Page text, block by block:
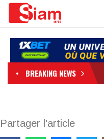
BREAKING NEWS
Partager l'article